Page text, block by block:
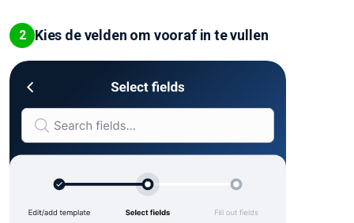
2 Kies de velden om vooraf in te vullen